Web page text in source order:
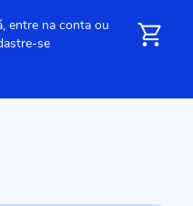
entre na conta ou
se